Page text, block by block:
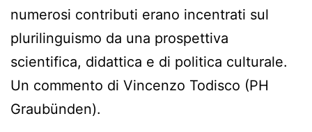
numerosi contributi erano incentrati sul
plurilinguismo da una prospettiva
scientifica, didattica e di politica culturale.
Un commento di Vincenzo Todisco (PH
Graubünden).